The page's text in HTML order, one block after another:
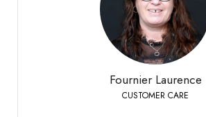
Fournier Laurence
CUSTOMER CARE
Siders
Telefon:
+41 27 451 25 25